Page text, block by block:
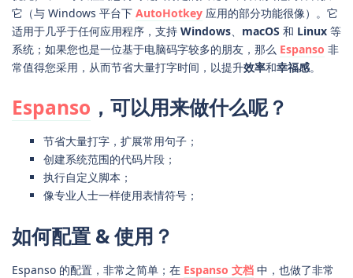
它（与 Windows 平台下 AutoHotkey 应用的部分功能很像）。它
适用于几乎于任何应用程序，支持 Windows macOS 和 Linux 等
系统；如果您也是一位基于电脑码字较多的朋友，那么 Espanso 非
常值得您采用，从而节省大量打字时间，以提升效率和幸福感。
Espanso ，可以用来做什么呢？
节省大量打字，扩展常用句子；
创建系统范围的代码片段；
执行自定义脚本；
像专业人士一样使用表情符号；
如何配置 & 使用？
Espanso 的配置，非常之简单；在 Espanso 文档 中，也做了非常